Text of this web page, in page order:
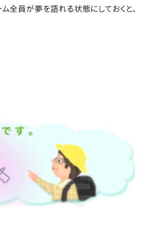
全員が夢を語れる状態にしておくと、